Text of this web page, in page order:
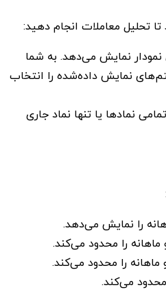
تحلیل معاملات انجام دهید:
نمودار نمایش می‌دهد. به شما
نمایش داده‌شده را انتخاب
نمادها یا تنها نماد جاری
را نمایش می‌دهد.
را محدود می‌کند.
را محدود می‌کند.
محدود می‌کند.